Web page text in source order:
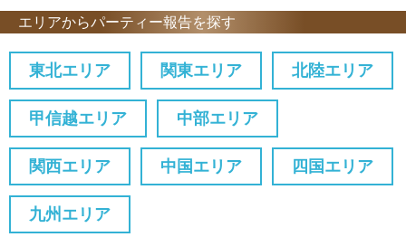
エリアからパーティー報告を探す
東北エリア 関東エリア 北陸エリア
甲信越エリア 中部エリア
関西エリア 中国エリア 四国エリア
九州エリア